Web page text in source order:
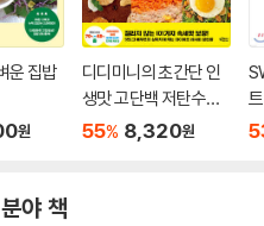
리얼하게
가버린 방송 장면을 하나하나 붙
최대한 많은 컷, 조리 상 가장 중요
프들의 요리를 어느정도 재현할
넣었는지, 또 어떤 상태가 될 때까
운 집밥
원
디디미니의 초간단 인
생맛 고단백 저탄수화
물 다이어트 레시피
55% 8,320원
야 책